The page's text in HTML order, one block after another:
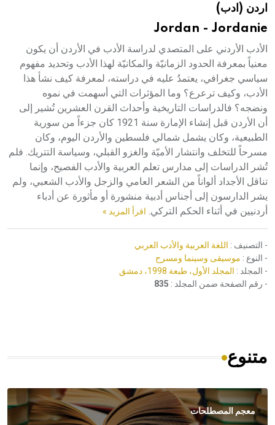
هيئة الموسوعة العربية تطلق موسوعات جديدة في عام 2026اردن (ادب)
Jordan - Jordanie
الأدب الأردني على المتصدي لدراسة الأدب في الأردن أن يكون
معنياً بمعرفة الحدود الزمانيّة والمكانيّة لهذا الأدب وتحديد مفهوم
سياسي جغرافي، يعتمدُ عليه في دراسته، لمعرفة كيف نشأ هذا
الأدب، وكيف ترعرع؟ وما المؤثرات التي أسهمت في نموه
ونضجه؟ فالدراسات التاريخية وأحداث القرن العشرين تُشير إلى
أن الأردن قبل إنشاء الإمارة سنة 1921 كان جزءاً من سورية
الطبيعية، وكان يشمل شمالي فلسطين والأردن اليوم، وكان
مسرحاً للتخلف وانتشار الأميّة والغزو القبلي، وسياسة التتريك. فلم
تُشر الدراسات إلى مدارس تعلم العربية والأدب الفصيح، وإنما
تناقل الأجداد ألواناً من الشعر العامي والزجل والأدب الشعبي، ولم
يشر الدارسون إلى أجناس أدبية منشورة أو مأثورة عن أدباء
أردنيين في أثناء الحكم التركي. اقرأ المزيد »
- التصنيف : اللغة العربية والأدب العربي
- النوع : موسيقى وسينما ومسرح
- المجلد : المجلد الأول، طبعة 1998، دمشق
- رقم الصفحة ضمن المجلد : 835
متنوع
معجم المصطلحات